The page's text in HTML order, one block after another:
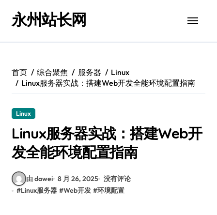
永州站长网
首页 综合聚焦 服务器
Linux
Linux服务器实战：搭建Web开发全能环境配置指南
Linux
Linux服务器实战：搭建Web开
发全能环境配置指南
由 dawei 8 月 26, 2025 没有评论
#Linux服务器 #Web开发 #环境配置